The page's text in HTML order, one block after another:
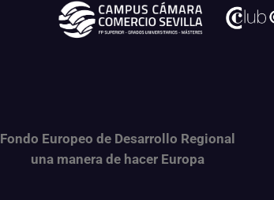
Fondo Europeo de Desarrollo Regional
una manera de hacer Europa